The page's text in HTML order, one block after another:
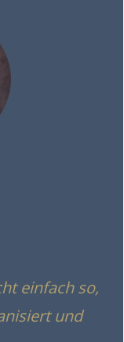
einfach so,
und